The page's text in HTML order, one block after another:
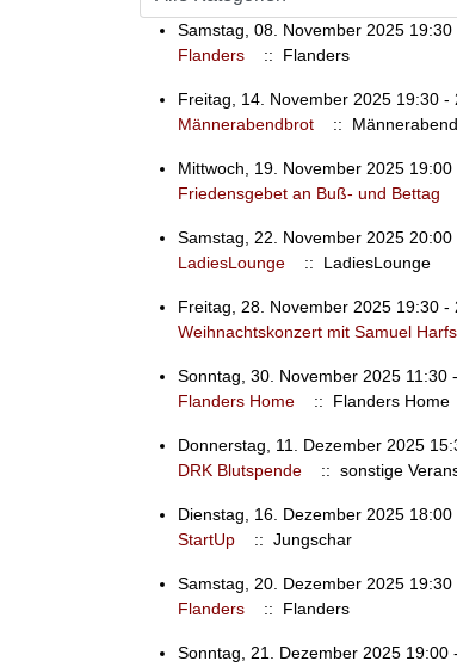
Samstag, 08. November 2025 19:30
Flanders
:: Flanders
Freitag, 14. November 2025 19:30 -
Männerabendbrot
::
Mittwoch, 19. November 2025 19:00
Friedensgebet an Buß- und Bettag
Samstag, 22. November 2025 20:00
LadiesLounge
:: LadiesLounge
Freitag, 28. November 2025 19:30 -
Weihnachtskonzert mit Samuel
Sonntag, 30. November 2025 11:30
Flanders Home
:: Flanders Home
Donnerstag, 11. Dezember 2025
DRK Blutspende
:: sonstige
Dienstag, 16. Dezember 2025 18:00
StartUp
:: Jungschar
Samstag, 20. Dezember 2025 19:30
Flanders
:: Flanders
Sonntag, 21. Dezember 2025 19:00